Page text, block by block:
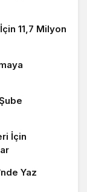
11,7 Milyon
İçin
Yaz